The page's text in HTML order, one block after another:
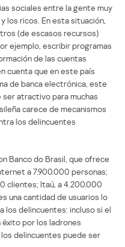
sociales entre la gente muy
los ricos. En esta situación,
(de escasos recursos)
ejemplo, escribir programas
de las cuentas
cuenta que en este país
de banca electrónica, este
atractivo para muchas
carece de mecanismos
los delincuentes
Banco do Brasil, que ofrece
a 7.900.000 personas;
clientes; Itaú, a 4.200.000
una cantidad de usuarios lo
los delincuentes: incluso si el
por los ladrones
delincuentes puede ser